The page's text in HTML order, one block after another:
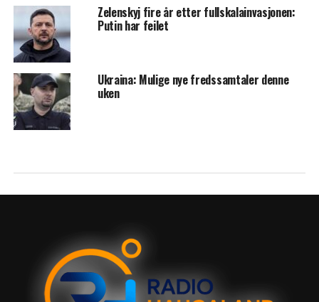
Zelenskyj fire år etter fullskalainvasjonen:
Putin har feilet
Ukraina: Mulige nye fredssamtaler denne
uken